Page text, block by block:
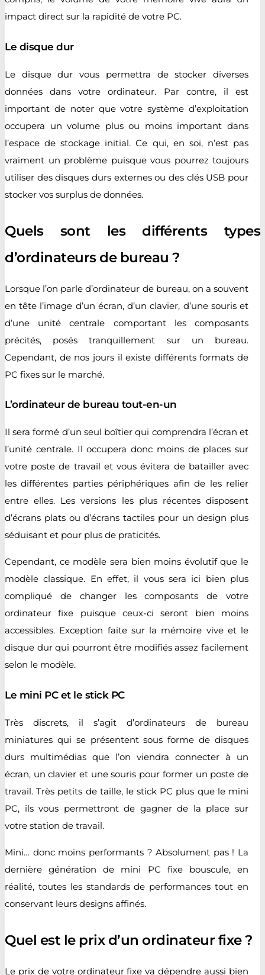
impact direct sur la rapidité de votre PC.
Le disque dur
Le disque dur vous permettra de stocker diverses
données dans votre ordinateur. Par contre, il est
important de noter que votre système d’exploitation
occupera un volume plus ou moins important dans
l’espace de stockage initial. Ce qui, en soi, n’est pas
vraiment un problème puisque vous pourrez toujours
utiliser des disques durs externes ou des clés USB pour
stocker vos surplus de données.
Quels sont les différents types
d’ordinateurs de bureau ?
Lorsque l’on parle d’ordinateur de bureau, on a souvent
en tête l’image d’un écran, d’un clavier, d’une souris et
d’une unité centrale comportant les composants
précités, posés tranquillement sur un bureau.
Cependant, de nos jours il existe différents formats de
PC fixes sur le marché.
L’ordinateur de bureau tout-en-un
Il sera formé d’un seul boîtier qui comprendra l’écran et
l’unité centrale. Il occupera donc moins de places sur
votre poste de travail et vous évitera de batailler avec
les différentes parties périphériques afin de les relier
entre elles. Les versions les plus récentes disposent
d’écrans plats ou d’écrans tactiles pour un design plus
séduisant et pour plus de praticités.
Cependant, ce modèle sera bien moins évolutif que le
modèle classique. En effet, il vous sera ici bien plus
compliqué de changer les composants de votre
ordinateur fixe puisque ceux-ci seront bien moins
accessibles. Exception faite sur la mémoire vive et le
disque dur qui pourront être modifiés assez facilement
selon le modèle.
Le mini PC et le stick PC
Très discrets, il s’agit d’ordinateurs de bureau
miniatures qui se présentent sous forme de disques
durs multimédias que l’on viendra connecter à un
écran, un clavier et une souris pour former un poste de
travail. Très petits de taille, le stick PC plus que le mini
PC, ils vous permettront de gagner de la place sur
votre station de travail.
Mini… donc moins performants ? Absolument pas ! La
dernière génération de mini PC fixe bouscule, en
réalité, toutes les standards de performances tout en
conservant leurs designs affinés.
Quel est le prix d’un ordinateur fixe ?
Le prix de votre ordinateur fixe va dépendre aussi bien